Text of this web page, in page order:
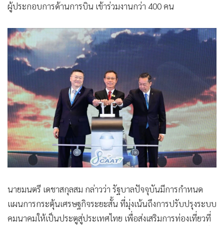
ผู้ประกอบการด้านการบิน เข้าร่วมงานกว่า 400 คน
นายมนตรี เดชาสกุลสม กล่าวว่า รัฐบาลปัจจุบันมีการกำหนด
แผนการกระตุ้นเศรษฐกิจระยะสั้น ที่มุ่งเน้นถึงการปรับปรุงระบบ
คมนาคมให้เป็นประตูสู่ประเทศไทย เพื่อส่งเสริมการท่องเที่ยวที่